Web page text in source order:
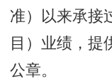
准）以来承接
目）业绩，提
公章。